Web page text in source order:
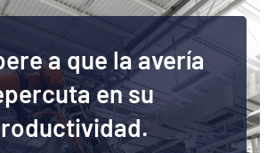
a que la avería
en su